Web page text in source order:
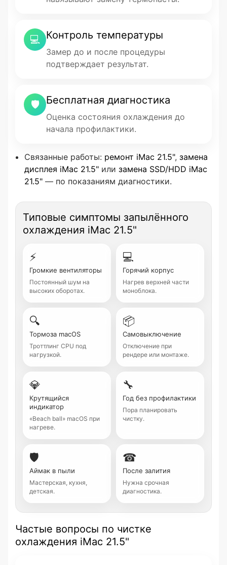
💻 Контроль температуры
Замер до и после процедуры
подтверждает результат.
🛡 Бесплатная диагностика
Оценка состояния охлаждения до
начала профилактики.
Связанные работы: ремонт iMac 21.5", замена
дисплея iMac 21.5" или замена SSD/HDD iMac
21.5" — по показаниям диагностики.
Типовые симптомы запылённого
охлаждения iMac 21.5"
⚡
Громкие вентиляторы
Постоянный шум на
высоких оборотах.
💻
Горячий корпус
Нагрев верхней части
моноблока.
🔍
Тормоза macOS
Троттлинг CPU под
нагрузкой.
📦
Самовыключение
Отключение при
рендере или монтаже.
💎
Крутящийся
индикатор
«Beach ball» macOS при
нагреве.
🔧
Год без профилактики
Пора планировать
чистку.
🛡
Аймак в пыли
Мастерская, кухня,
детская.
☎
После залития
Нужна срочная
диагностика.
Частые вопросы по чистке
охлаждения iMac 21.5"